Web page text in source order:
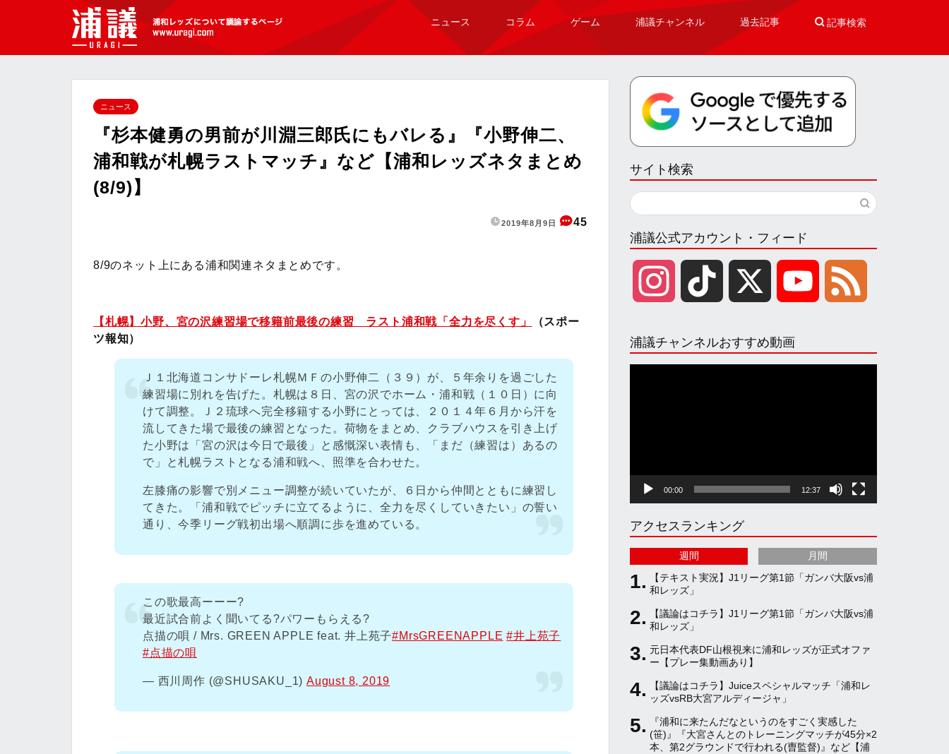
[浦議]浦和レッズについて議論するペ
ニュース コラム ゲーム 浦議チャンネル 過去記事  記事検索
ニュース
『杉本健勇の男前が川淵三郎氏にもバレる』『小野伸二、
浦和戦が札幌ラストマッチ』など【浦和レッズネタまとめ
(8/9)】
2019年8月9日 45
8/9のネット上にある浦和関連ネタまとめです。
【札幌】小野、宮の沢練習場で移籍前最後の練習 ラスト浦和戦「全力を尽くす」
（スポー
ツ報知）
Ｊ１北海道コンサドーレ札幌ＭＦの小野伸二（３９）が、５年余りを過ごした
練習場に別れを告げた。札幌は８日、宮の沢でホーム・浦和戦（１０日）に向
けて調整。Ｊ２琉球へ完全移籍する小野にとっては、２０１４年６月から汗を
流してきた場で最後の練習となった。荷物をまとめ、クラブハウスを引き上げ
た小野は「宮の沢は今日で最後」と感慨深い表情も、「まだ（練習は）あるの
で」と札幌ラストとなる浦和戦へ、照準を合わせた。
左膝痛の影響で別メニュー調整が続いていたが、６日から仲間とともに練習し
てきた。「浦和戦でピッチに立てるように、全力を尽くしていきたい」の誓い
通り、今季リーグ戦初出場へ順調に歩を進めている。
この歌最高ーーー?
最近試合前よく聞いてる?パワーもらえる?
点描の唄 / Mrs. GREEN APPLE feat. 井上苑子#MrsGREENAPPLE #井上苑子
#点描の唄
— 西川周作 (@SHUSAKU_1)August 8, 2019
サイト検索
浦議公式アカウント・フィード
s
g
r
a
m
k
k
u
b
e
C
h
n
e
浦議チャンネルおすすめ動画
00:00 12:37
アクセスランキング
週間 月間
【テキスト実況】J1リーグ第1節「ガンバ大阪vs浦
和レッズ」
【議論はコチラ】J1リーグ第1節「ガンバ大阪vs浦
和レッズ」
元日本代表DF山根視来に浦和レッズが正式オファ
ー【プレー集動画あり】
【議論はコチラ】Juiceスペシャルマッチ「浦和レ
ッズvsRB大宮アルディージャ」
『浦和に来たんだなというのをすごく実感した
(笹)』『大宮さんとのトレーニングマッチが45分×2
本、第2グラウンドで行われる(曺監督)』など【浦